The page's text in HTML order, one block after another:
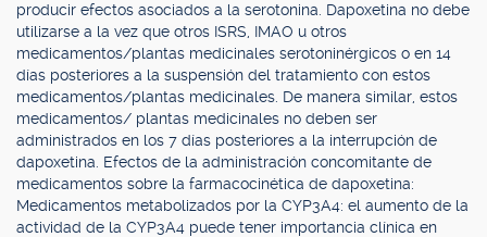
producir efectos asociados a la serotonina. Dapoxetina no debe
utilizarse a la vez que otros ISRS, IMAO u otros
medicamentos/plantas medicinales serotoninérgicos o en 14
días posteriores a la suspensión del tratamiento con estos
medicamentos/plantas medicinales. De manera similar, estos
medicamentos/ plantas medicinales no deben ser
administrados en los 7 días posteriores a la interrupción de
dapoxetina. Efectos de la administración concomitante de
medicamentos sobre la farmacocinética de dapoxetina:
Medicamentos metabolizados por la CYP3A4: el aumento de la
actividad de la CYP3A4 puede tener importancia clínica en